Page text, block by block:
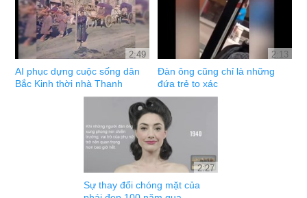
2:49
AI phục dựng cuộc sống dân
Bắc Kinh thời nhà Thanh
2:13
Đàn ông cũng chỉ là những
đứa trẻ to xác
2:27
Sự thay đổi chóng mặt của